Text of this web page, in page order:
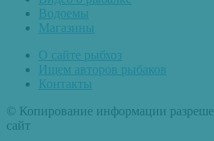
Водоемы
Магазины
О сайте рыбхоз
Ищем авторов рыбаков
Контакты
© Копирование информации
сайт